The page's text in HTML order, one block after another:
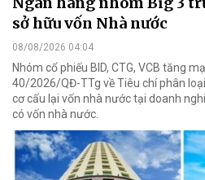
sở hữu vốn Nhà nước
08/08/2026 04:04
Nhóm cổ phiếu BID, CTG, VCB tăng
40/2026/QĐ-TTg về Tiêu chí phân
cơ cấu lại vốn nhà nước tại doanh
có vốn nhà nước.